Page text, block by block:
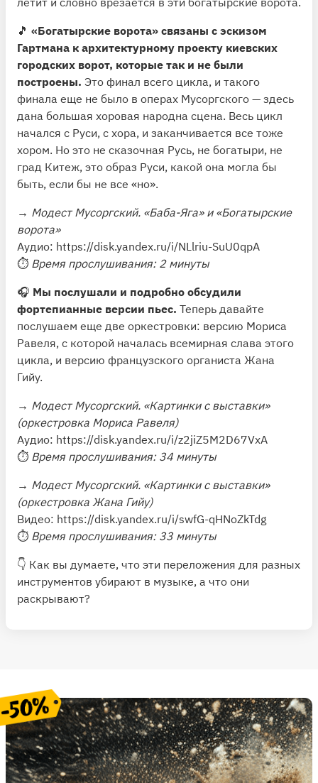
🎵 «Богатырские ворота» связаны с эскизом
Гартмана к архитектурному проекту киевских
городских ворот, которые так и не были
построены. Это финал всего цикла, и такого
финала еще не было в операх Мусоргского — здесь
дана большая хоровая народна сцена. Весь цикл
начался с Руси, с хора, и заканчивается все тоже
хором. Но это не сказочная Русь, не богатыри, не
град Китеж, это образ Руси, какой она могла бы
быть, если бы не все «но».
→ Модест Мусоргский. «Баба-Яга» и «Богатырские
ворота»
Аудио: https://disk.yandex.ru/i/NLlriu-SuU0qpA
⏱ Время прослушивания: 2 минуты
🎧 Мы послушали и подробно обсудили
фортепианные версии пьес. Теперь давайте
послушаем еще две оркестровки: версию Мориса
Равеля, с которой началась всемирная слава этого
цикла, и версию французского органиста Жана
Гийу.
→ Модест Мусоргский. «Картинки с выставки»
(оркестровка Мориса Равеля)
Аудио: https://disk.yandex.ru/i/z2jiZ5M2D67VxA
⏱ Время прослушивания: 34 минуты
→ Модест Мусоргский. «Картинки с выставки»
(оркестровка Жана Гийу)
Видео: https://disk.yandex.ru/i/swfG-qHNoZkTdg
⏱ Время прослушивания: 33 минуты
👇 Как вы думаете, что эти переложения для разных
инструментов убирают в музыке, а что они
раскрывают?